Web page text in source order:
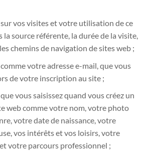
vos visites et votre utilisation de ce
la source référente, la durée de la visite,
chemins de navigation de sites web ;
votre adresse e-mail, que vous
de votre inscription au site ;
vous saisissez quand vous créez un
web comme votre nom, votre photo
votre date de naissance, votre
vos intérêts et vos loisirs, votre
votre parcours professionnel ;